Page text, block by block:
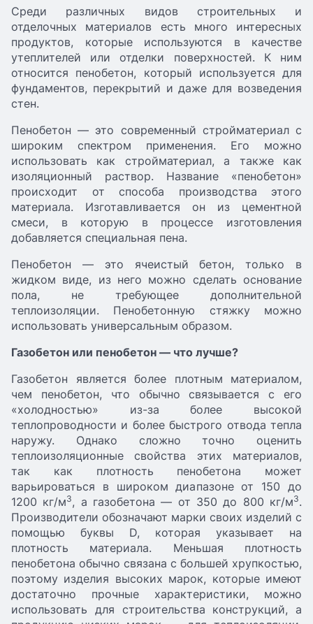
Среди различных видов строительных и
отделочных материалов есть много интересных
продуктов, которые используются в качестве
утеплителей или отделки поверхностей. К ним
относится пенобетон, который используется для
фундаментов, перекрытий и даже для возведения
стен.
Пенобетон — это современный стройматериал с
широким спектром применения. Его можно
использовать как стройматериал, а также как
изоляционный раствор. Название «пенобетон»
происходит от способа производства этого
материала. Изготавливается он из цементной
смеси, в которую в процессе изготовления
добавляется специальная пена.
Пенобетон — это ячеистый бетон, только в
жидком виде, из него можно сделать основание
пола, не требующее дополнительной
теплоизоляции. Пенобетонную стяжку можно
использовать универсальным образом.
Газобетон или пенобетон — что лучше?
Газобетон является более плотным материалом,
чем пенобетон, что обычно связывается с его
«холодностью» из-за более высокой
теплопроводности и более быстрого отвода тепла
наружу. Однако сложно точно оценить
теплоизоляционные свойства этих материалов,
так как плотность пенобетона может
варьироваться в широком диапазоне от 150 до
1200 кг/м3, а газобетона — от 350 до 800 кг/м3.
Производители обозначают марки своих изделий с
помощью буквы D, которая указывает на
плотность материала. Меньшая плотность
пенобетона обычно связана с большей хрупкостью,
поэтому изделия высоких марок, которые имеют
достаточно прочные характеристики, можно
использовать для строительства конструкций, а